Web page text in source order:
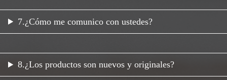
7.¿Cómo me comunico con ustedes?
8.¿Los productos son nuevos y originales?